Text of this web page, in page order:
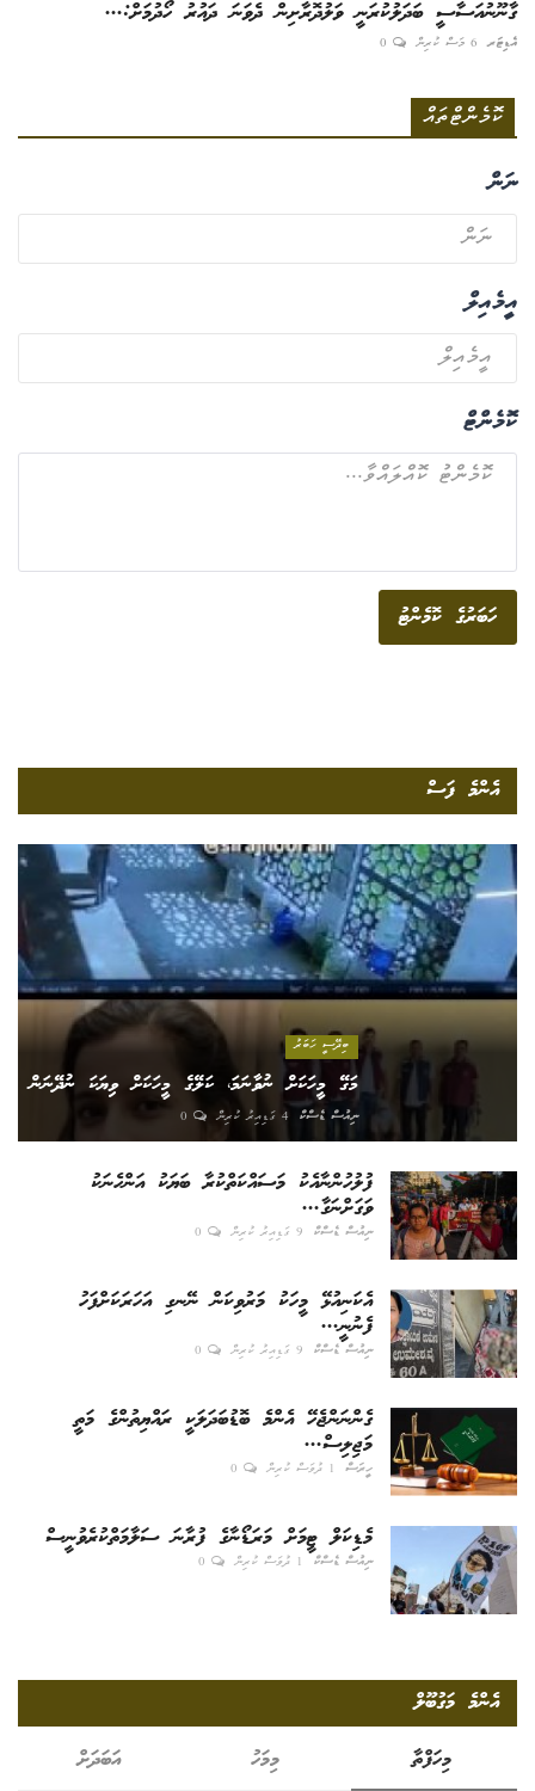
ގާނޫނުއަސާސީ ބަދަލުކުރަނީ ވަލުދޮރާށިން ދެވަނަ ދައުރު ހޯދުމަށް:...
އެޑިޓަރ 6 މަސް ކުރިން 0
ކޮމެންޓްތައް
ނަން
އީމެއިލް
ކޮމެންޓް
ހަބަރުގެ ކޮމެންޓު
އެންމެ ފަސް
ބިދޭސީ ހަބަރު
މަގޭ މީހަކަށް ނުވާނަމަ، ކަލޭގެ މީހަކަށް ވިޔަކަ ނުދޭނަން
ނިއުސް ޑެސްކް 4 ގަޑިއިރު ކުރިން 0
ފުލުހުންނާއެކު މަސައްކަތްކުރާ ބަޔަކު އަންހެނަކު
ވަގަށްނަގާ...
ނިއުސް ޑެސްކް 9 ގަޑިއިރު ކުރިން 0
އެކަނިއުޅޭ މީހަކު މަރުވިކަން ނޭނގި އަހަރަކަށްފަހު
ފެނުނީ...
ނިއުސް ޑެސްކް 9 ގަޑިއިރު ކުރިން 0
ގެންނަންޖެހޭ އެންމެ ބޮޑުބަދަލަކީ ރައްޔިތުންގެ މަތީ
މަޖިލިސް...
ހީރަސް 1 ދުވަސް ކުރިން 0
މެޑިކަލް ޓީމަށް މަރަޑޯނާގެ ފުރާނަ ސަލާމަތްކުރެވުނީސް
ނިއުސް ޑެސްކް 1 ދުވަސް ކުރިން 0
އެންމެ މަގުބޫލް
މިހަފްތާ
މިމަހު އަބަދަށް